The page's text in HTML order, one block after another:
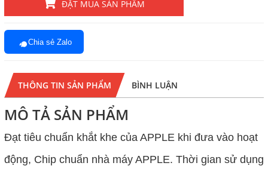
ĐẶT MUA SẢN PHẨM
Chia sẻ Zalo
THÔNG TIN SẢN PHẨM BÌNH LUẬN
MÔ TẢ SẢN PHẨM
Đạt tiêu chuẩn khắt khe của APPLE khi đưa vào hoạt
động, Chip chuẩn nhà máy APPLE. Thời gian sử dụng